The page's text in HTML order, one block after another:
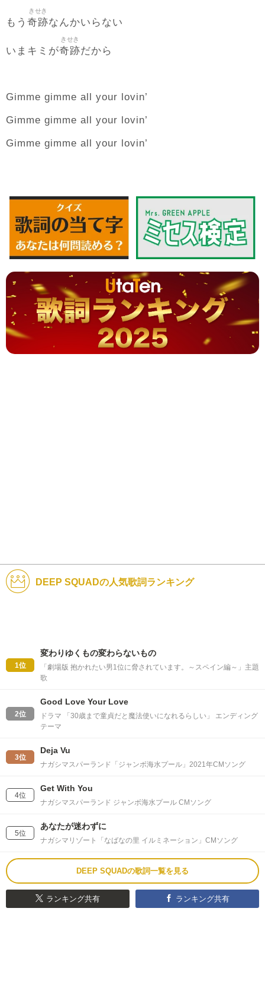
もう 奇跡
きせき
なんかいらない
いまキミが奇跡
きせき
だから
Gimme gimme all your lovin’
Gimme gimme all your lovin’
Gimme gimme all your lovin’
DEEP SQUADの人気歌詞ランキング
1位
変わりゆくもの変わらないもの
「劇場版 抱かれたい男1位に脅されています。～スペイン編～」主題
歌
2位
Good Love Your Love
ドラマ 「30歳まで童貞だと魔法使いになれるらしい」 エンディング
テーマ
3位
Deja Vu
ナガシマスパーランド「ジャンボ海水プール」2021年CMソング
4位
Get With You
ナガシマスパーランド ジャンボ海水プール CMソング
5位
あなたが迷わずに
ナガシマリゾート「なばなの里 イルミネーション」CMソング
DEEP SQUADの歌詞一覧を見る
ランキング共有 ランキング共有